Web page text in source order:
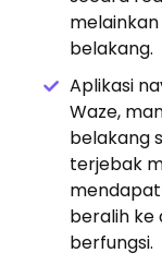
belakang.
Aplikasi
Waze,
belakang
terjebak
beralih ke
berfungsi.